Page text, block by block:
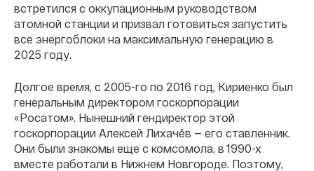
встретился с оккупационным руководством
атомной станции и призвал готовиться запустить
все энергоблоки на максимальную генерацию в
2025 году.
Долгое время, с 2005-го по 2016 год, Кириенко был
генеральным директором госкорпорации
«Росатом». Нынешний гендиректор этой
госкорпорации Алексей Лихачëв — его ставленник.
Они были знакомы еще с комсомола, в 1990-х
вместе работали в Нижнем Новгороде. Поэтому,